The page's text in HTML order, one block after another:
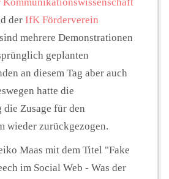
Podcast
Seminare
der IfK Förderverein
mehrere Demonstrationen
geplanten
an diesem Tag aber auch
hatte die
Zusage für den
wieder zurückgezogen.
Maas mit dem Titel "Fake
im Social Web - Was der